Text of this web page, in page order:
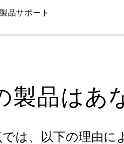
製品サポート
製品はあ
は、以下の理由に